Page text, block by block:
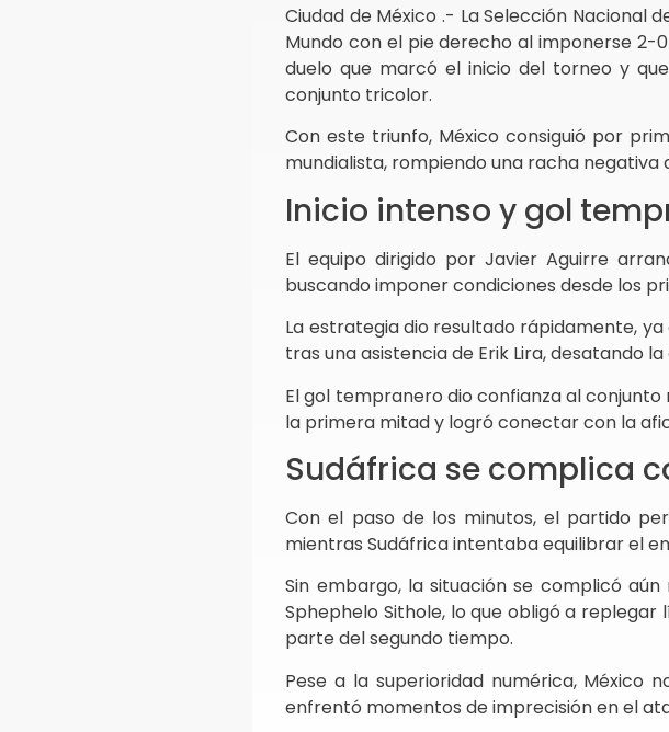
Ciudad de México .- La Selección Nacional
Mundo con el pie derecho al imponerse 2-
duelo que marcó el inicio del torneo y
conjunto tricolor.
Con este triunfo, México consiguió por
mundialista, rompiendo una racha negativa
Inicio intenso y gol
El equipo dirigido por Javier Aguirre
buscando imponer condiciones desde los
La estrategia dio resultado rápidamente,
tras una asistencia de Erik Lira, desatando
El gol tempranero dio confianza al
la primera mitad y logró conectar con la
Sudáfrica se complica
Con el paso de los minutos, el partido
mientras Sudáfrica intentaba equilibrar el
Sin embargo, la situación se complicó
Sphephelo Sithole, lo que obligó a
parte del segundo tiempo.
Pese a la superioridad numérica, México
enfrentó momentos de imprecisión en el